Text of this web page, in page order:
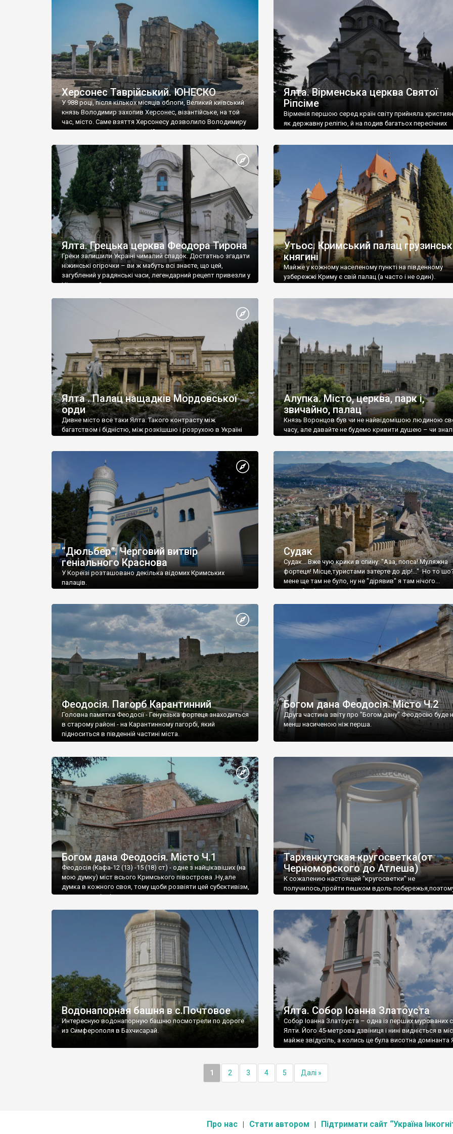
візантійської доби. Раритети викрадені з фондів об’єкту
культурної спадщини ЮНЕСКО «Херсонеса Таврійського».
Офіційно – на виставку «Золото Візантії», але експерти та
влада в Україні вважають це лише […]
називаються «повстяками» (postaki)…” “Вино. Крим
виробляє відмінне вино і його вдосталь: воно все
легке біле і дуже […]
Херсонес Таврійський. ЮНЕСКО
У 988 році, після кількох місяців облоги, Великий київський
князь Володимир захопив Херсонес, візантійське, на той
час, місто. Саме взяття Херсонесу дозволило Володимиру
диктувати свої умови візантійському імператору Василю ІІ,
Херсонесі Володимир-язичник, став Василем-
християнином. А потім було Хрещення Русі. На честь
Херсонесу Таврійського названо місто […]
Ялта. Вірменська церква Святої
Ріпсіме
Вірменія першою серед країн світу прийняла
як державну релігію, й на подив багатьох пересічних
Ялта. Грецька церква Феодора Тирона
Греки залишили Україні чималий спадок. Достатньо згадати
ніжинські огірочки – ви ж мабуть всі знаєте, що цей,
загублений у радянські часи, легендарний рецепт привезли у
Ніжин греки?
Утьос. Кримський палац
княгині
Майже у кожному населеному пункті на південному
узбережжі Криму є свій палац (а часто і не один).
Ялта . Палац нащадків Мордовської
орди
Дивне місто все таки Ялта. Такого контрасту між
багатством і бідністю, між розкішшю і розрухою в Україні
Алупка. Місто, церква, парк і,
звичайно, палац
Князь Воронцов був чи не найвідомішою людиною
часу, але давайте не будемо кривити душею – чи
“Дюльбер”. Черговий витвір
геніального Краснова
У Кореїзі розташовано декілька відомих Кримських
палаців.
Судак
Судак... Вже чую крики в спину: "Ааа, попса! Муляжна
фортеця! Місце,туристами затерте до дір!..." Но то
мене ще там не було, ну не "дірявив" я там нічого...
принаймні до цього літа.
Феодосія. Пагорб Карантинний
Головна памятка Феодосії - Генуезька фортеця знаходиться
в старому районі - на Карантинному пагорбі, який
підноситься в південній частині міста.
Богом дана Феодосія. Місто Ч.2
Друга частина звіту про "Богом дану" Феодосію буде
менш насиченою ніж перша.
Богом дана Феодосія. Місто Ч.1
Феодосія (Кафа-12 (13) -15 (18) ст) - одне з найцікавіших (на
мою думку) міст всього Кримського півострова .Ну,але
думка в кожного своя, тому щоби розвіяти цей субєктивізм,
запрошую відвідати це
Тарханкутская кругосветка(от
Черноморского до Атлеша)
К сожалению настоящей "кругосветки" не
получилось,пройти пешком вдоль
Водонапорная башня в с.Почтовое
Интересную водонапорную башню посмотрели по дороге
из Симферополя в Бахчисарай.
Ялта. Собор Іоанна Златоуста
Собор Іоанна Златоуста – одна із перших мурованих
Ялти. Його 45-метрова дзвіниця і нині видніється в
майже звідусіль, а колись це була висотна домінанта
1 2 3 4 5 Далі »
Про нас Стати автором Підтримати сайт “Україна